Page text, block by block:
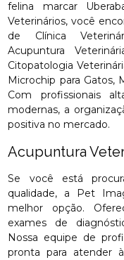
felina marcar
Veterinários, você
de Clínica
Acupuntura
Citopatologia
Microchip para Gatos,
Com profissionais
modernas, a
positiva no mercado.
Acupuntura
Se você está
qualidade, a Pet
melhor opção.
exames de
Nossa equipe de
pronta para atender